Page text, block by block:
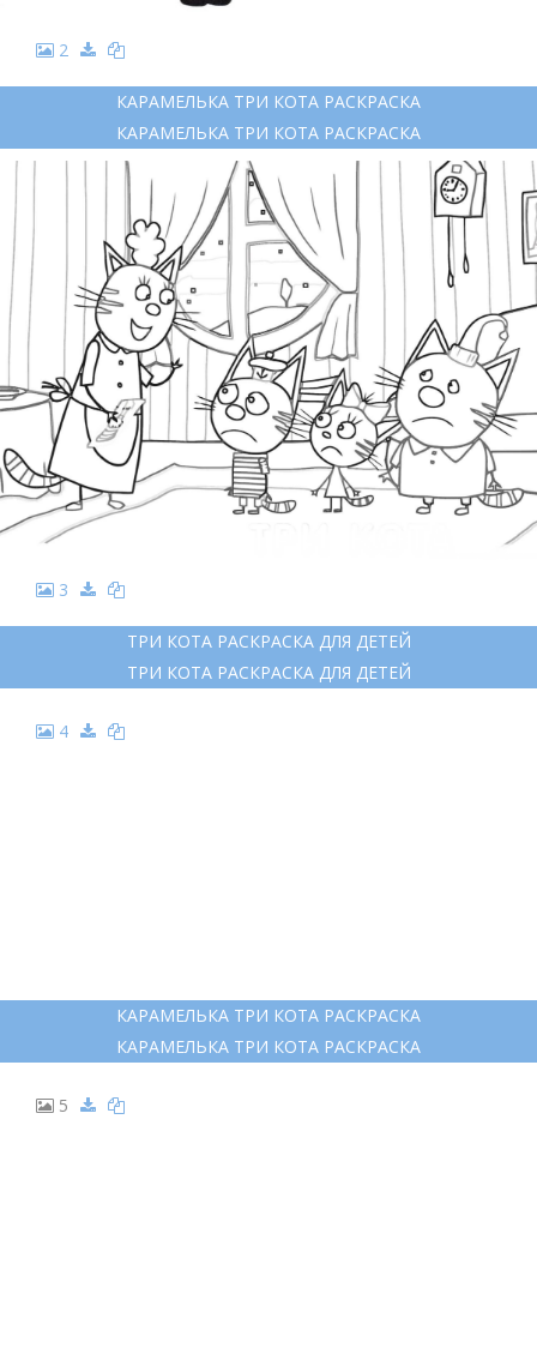
2
КАРАМЕЛЬКА ТРИ КОТА РАСКРАСКА
КАРАМЕЛЬКА ТРИ КОТА РАСКРАСКА
3
ТРИ КОТА РАСКРАСКА ДЛЯ ДЕТЕЙ
ТРИ КОТА РАСКРАСКА ДЛЯ ДЕТЕЙ
4
КАРАМЕЛЬКА ТРИ КОТА РАСКРАСКА
КАРАМЕЛЬКА ТРИ КОТА РАСКРАСКА
5